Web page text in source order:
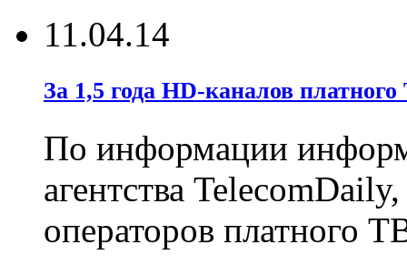
11.04.14
За 1,5 года HD-каналов
По информации
агентства
операторов платного